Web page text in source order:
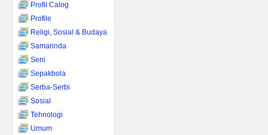
Profil Calog
Profile
Religi, Sosial & Budaya
Samarinda
Seni
Sepakbola
Serba-Serbi
Sosial
Tehnologi
Umum